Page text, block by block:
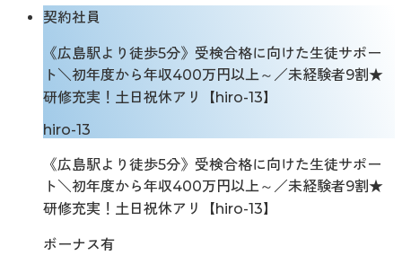
契約社員
《広島駅より徒歩5分》受検合格に向けた生徒サポー
ト＼初年度から年収400万円以上～／未経験者9割★
研修充実！土日祝休アリ【hiro-13】
hiro-13
《広島駅より徒歩5分》受検合格に向けた生徒サポー
ト＼初年度から年収400万円以上～／未経験者9割★
研修充実！土日祝休アリ【hiro-13】
ボーナス有